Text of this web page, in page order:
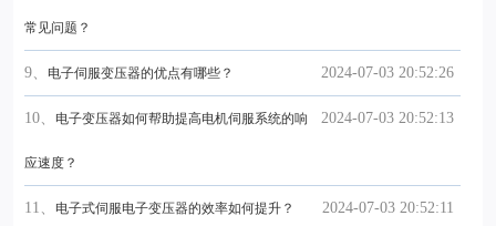
常见问题？
2024-07-03 20:52:26
9、 电子伺服变压器的优点有哪些？
2024-07-03 20:52:13
10、 电子变压器如何帮助提高电机伺服系统的响
应速度？
2024-07-03 20:52:11
11、 电子式伺服电子变压器的效率如何提升？